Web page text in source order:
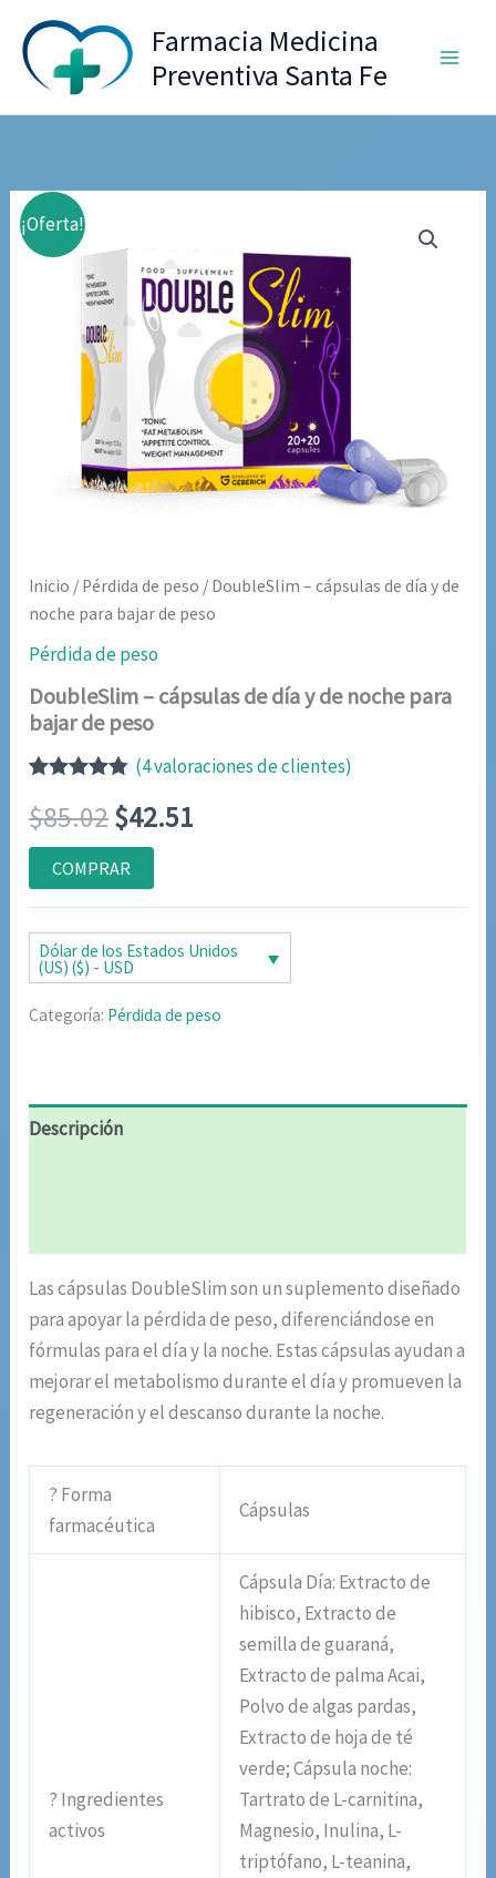
contenido
Farmacia Medicina
Preventiva Santa Fe
¡Oferta!
Inicio / Pérdida de peso / DoubleSlim – cápsulas de día y de
noche para bajar de peso
Pérdida de peso
DoubleSlim – cápsulas de día y de noche para
bajar de peso
con4.75de
5 en base
a
valoraciones
de clientes
(4valoraciones de clientes)
$85.02El
precio
original
era:
$85.02.
$42.51
actual
es:
$42.51.
COMPRAR
Dólar de los Estados Unidos
(US) ($) - USD
Categoría: Pérdida de peso
Descripción
Las cápsulas DoubleSlim son un suplemento diseñado
para apoyar la pérdida de peso, diferenciándose en
fórmulas para el día y la noche. Estas cápsulas ayudan a
mejorar el metabolismo durante el día y promueven la
regeneración y el descanso durante la noche.
? Forma
farmacéutica
Cápsulas
? Ingredientes
activos
Cápsula Día: Extracto de
hibisco, Extracto de
semilla de guaraná,
Extracto de palma Acai,
Polvo de algas pardas,
Extracto de hoja de té
verde; Cápsula noche:
Tartrato de L-carnitina,
Magnesio, Inulina, L-
triptófano, L-teanina,